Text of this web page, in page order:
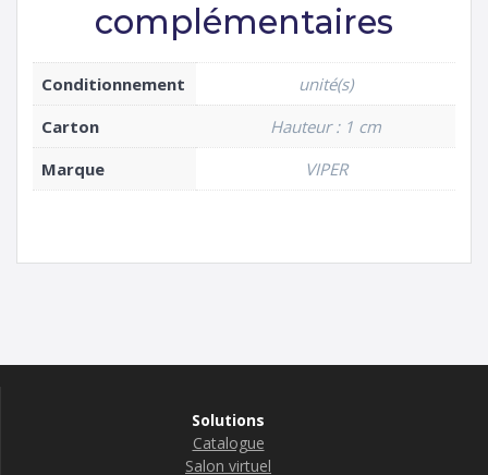
complémentaires
Conditionnement
unité(s)
Carton
Hauteur : 1 cm
Marque
VIPER
Solutions
Catalogue
Salon virtuel